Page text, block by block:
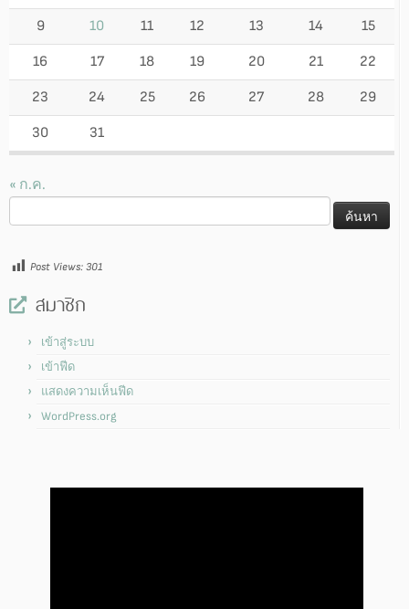
9 10 11 12 13 14 15
16 17 18 19 20 21 22
23 24 25 26 27 28 29
30 31
« ก.ค.
สำหรับ:
Post Views: 301
สมาชิก
เข้าสู่ระบบ
เข้าฟีด
แสดงความเห็นฟีด
WordPress.org